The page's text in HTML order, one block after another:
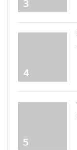
3
4
5